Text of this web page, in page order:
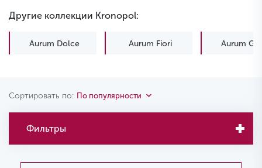
Другие коллекции Kronopol:
Aurum Dolce Aurum Fiori Aurum
Сортировать по: По популярности
Фильтры